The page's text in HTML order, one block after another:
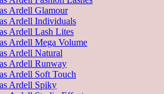
Ardell Glamour
Ardell Individuals
Ardell Lash Lites
Ardell Mega Volume
Ardell Natural
Ardell Runway
Ardell Soft Touch
Ardell Spiky